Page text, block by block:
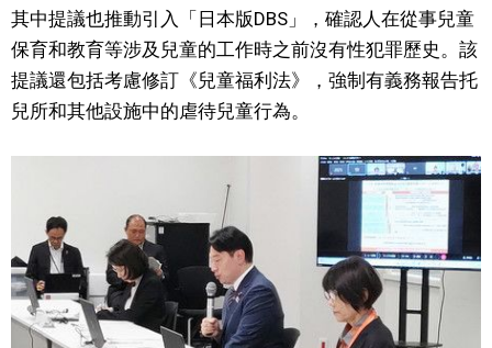
政治外交
社會
科學技術
生活
其中提議也推動引入「日本版DBS」，確認人在從事兒童
保育和教育等涉及兒童的工作時之前沒有性犯罪歷史。該
提議還包括考慮修訂《兒童福利法》，強制有義務報告托
兒所和​​其他設施中的虐待兒童行為。